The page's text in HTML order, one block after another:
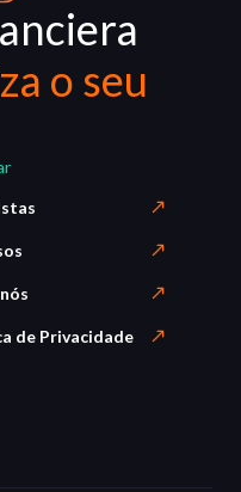
o seu
de Privacidade